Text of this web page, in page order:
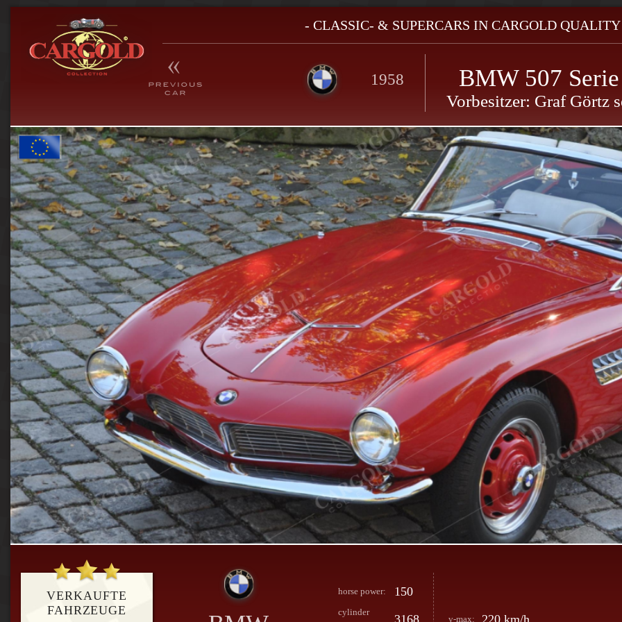
- CLASSIC- & SUPERCARS IN CARGOLD
1958 BMW 507
Vorbesitzer: Graf Görtz
VERKAUFTE
FAHRZEUGE
horse power: 150
cylinder
3168 v-max: 220 km/h